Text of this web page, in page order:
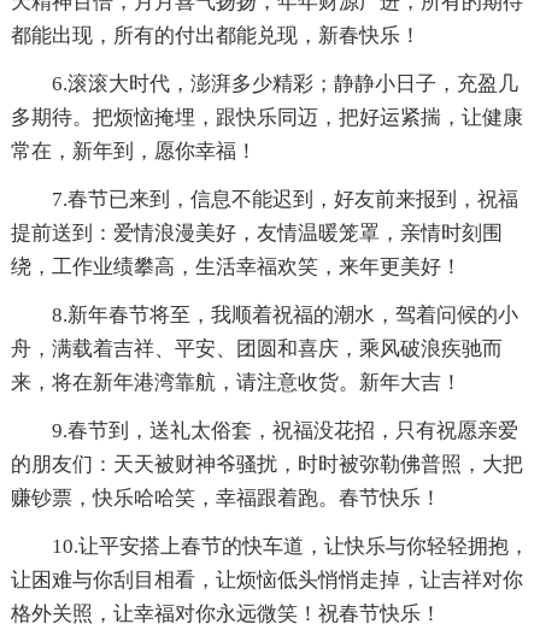
都能出现，所有的付出都能兑现，新春快乐！
6.滚滚大时代，澎湃多少精彩；静静小日子，充盈几
多期待。把烦恼掩埋，跟快乐同迈，把好运紧揣，让健康
常在，新年到，愿你幸福！
7.春节已来到，信息不能迟到，好友前来报到，祝福
提前送到：爱情浪漫美好，友情温暖笼罩，亲情时刻围
绕，工作业绩攀高，生活幸福欢笑，来年更美好！
8.新年春节将至，我顺着祝福的潮水，驾着问候的小
舟，满载着吉祥、平安、团圆和喜庆，乘风破浪疾驰而
来，将在新年港湾靠航，请注意收货。新年大吉！
9.春节到，送礼太俗套，祝福没花招，只有祝愿亲爱
的朋友们：天天被财神爷骚扰，时时被弥勒佛普照，大把
赚钞票，快乐哈哈笑，幸福跟着跑。春节快乐！
10.让平安搭上春节的快车道，让快乐与你轻轻拥抱，
让困难与你刮目相看，让烦恼低头悄悄走掉，让吉祥对你
格外关照，让幸福对你永远微笑！祝春节快乐！